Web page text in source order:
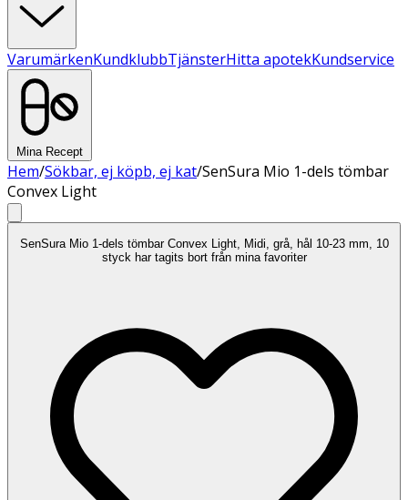
VarumärkenKundklubbTjänsterHitta apotekKundservice
Mina Recept
Hem/Sökbar, ej köpb, ej kat/SenSura Mio 1-dels tömbar
Convex Light
SenSura Mio 1-dels tömbar Convex Light, Midi, grå, hål 10-23 mm, 10
styck har tagits bort från mina favoriter